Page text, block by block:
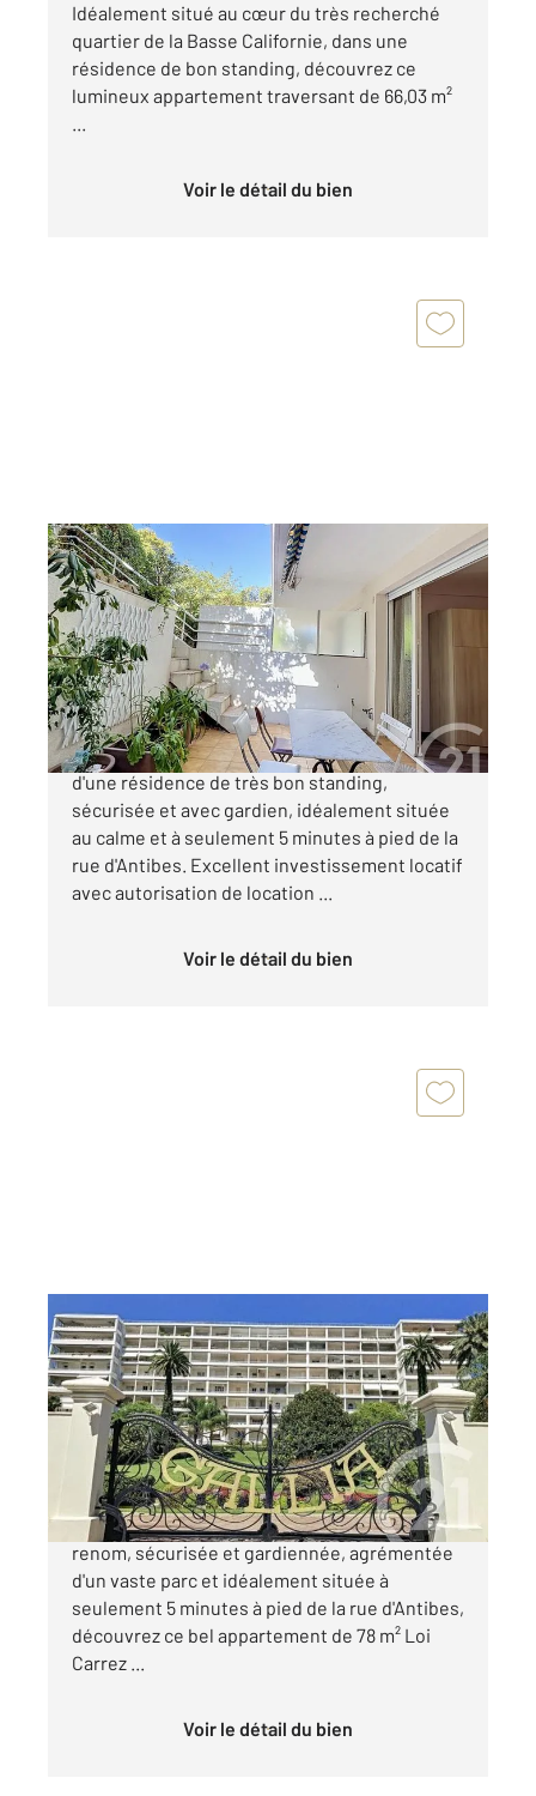
Idéalement situé au cœur du très recherché
quartier de la Basse Californie, dans une
résidence de bon standing, découvrez ce
lumineux appartement traversant de 66,03 m²
...
Voir le détail du bien
CANNES 06
22,07 m2, 1 pièce
Ref : 52292
Appartement F1 à vendre
181 000 €
Exclusivité. Cannes Basse Californie Au sein
d'une résidence de très bon standing,
sécurisée et avec gardien, idéalement située
au calme et à seulement 5 minutes à pied de la
rue d'Antibes. Excellent investissement locatif
avec autorisation de location ...
Voir le détail du bien
CANNES 06
92 m2, 2 pièces
Ref : 52325
Appartement F2 à vendre
650 000 €
CANNES GALLIA Au sein d'une résidence de
renom, sécurisée et gardiennée, agrémentée
d'un vaste parc et idéalement située à
seulement 5 minutes à pied de la rue d'Antibes,
découvrez ce bel appartement de 78 m² Loi
Carrez ...
Voir le détail du bien